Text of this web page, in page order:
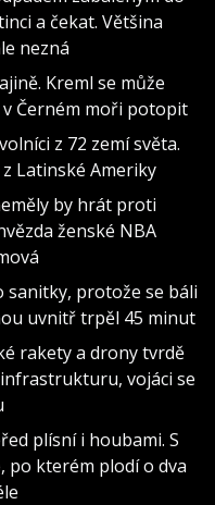
a čekat. Většina
nezná
Kreml se může
Černém moři potopit
z 72 zemí světa.
Latinské Ameriky
by hrát proti
ženské NBA
protože se báli
uvnitř trpěl 45 minut
rakety a drony tvrdě
vojáci se
plísní i houbami. S
po kterém plodí o dva